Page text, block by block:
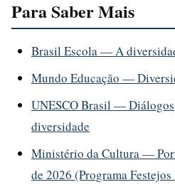
Para Saber Mais
Brasil Escola — A
Mundo Educação —
UNESCO Brasil —
diversidade
Ministério da Cultura —
de 2026 (Programa